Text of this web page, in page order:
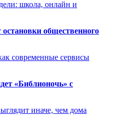
школа, онлайн и
общественного
современные сервисы
«Библионочь» с
иначе, чем дома